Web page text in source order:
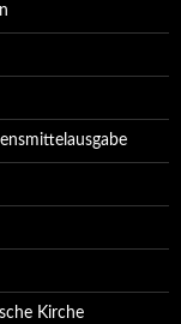
Kirche